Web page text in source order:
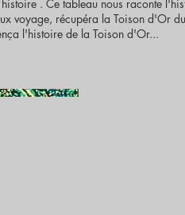
. Ce tableau nous raconte
voyage, récupéra la Toison d'Or
l'histoire de la Toison d'Or...